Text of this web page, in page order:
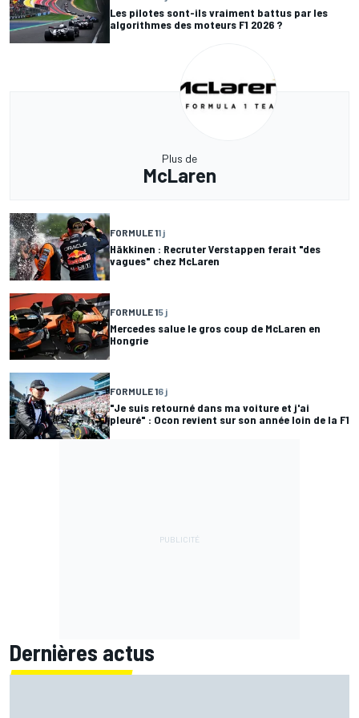
Les pilotes sont-ils vraiment battus par les
algorithmes des moteurs F1 2026 ?
Plus de
McLaren
FORMULE 11 j
Häkkinen : Recruter Verstappen ferait "des
vagues" chez McLaren
FORMULE 15 j
Mercedes salue le gros coup de McLaren en
Hongrie
FORMULE 16 j
"Je suis retourné dans ma voiture et j'ai
pleuré" : Ocon revient sur son année loin de la F1
Dernières actus